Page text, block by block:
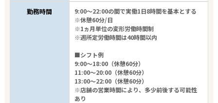
勤務時間
9:00～22:00の間で実働1日8時間を基本とする
※休憩60分/日
※1ヵ月単位の変形労働時間制
※週所定労働時間は40時間以内
■シフト例
9:00～18:00（休憩60分）
11:00～20:00（休憩60分）
13:00～22:00（休憩60分）
※店舗の営業時間により、多少前後する可能性
あり